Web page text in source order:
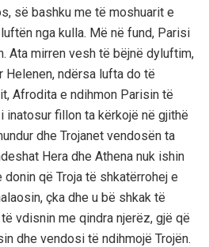
së bashku me të moshuarit e
nga kulla. Më në fund, Parisi
Ata mirren vesh të bëjnë dyluftim,
Helenen, ndërsa lufta do të
Afrodita e ndihmon Parisin të
inatosur fillon ta kërkojë në gjithë
dhe Trojanet vendosën ta
Hera dhe Athena nuk ishin
që Troja të shkatërrohej e
çka dhe u bë shkak të
vdisnin me qindra njerëz, gjë që
dhe vendosi të ndihmojë Trojën.